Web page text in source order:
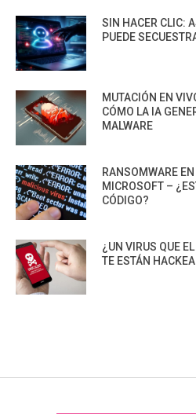
SIN HACER CLIC:
PUEDE
MUTACIÓN EN
CÓMO LA IA
MALWARE
RANSOMWARE
MICROSOFT –
CÓDIGO?
¿UN VIRUS QUE EL
TE ESTÁN